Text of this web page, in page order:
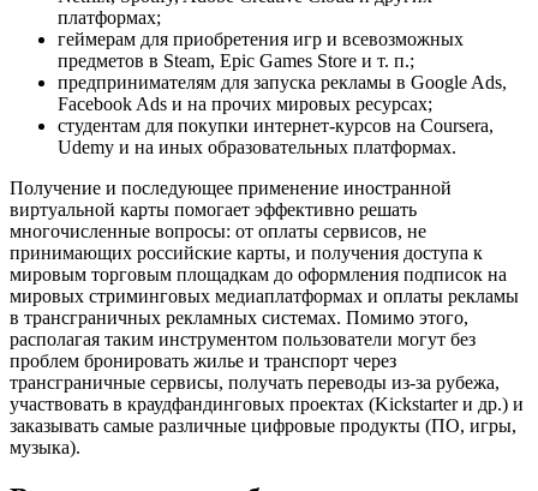
платформах;
геймерам для приобретения игр и всевозможных
предметов в Steam, Epic Games Store и т. п.;
предпринимателям для запуска рекламы в Google Ads,
Facebook Ads и на прочих мировых ресурсах;
студентам для покупки интернет-курсов на Coursera,
Udemy и на иных образовательных платформах.
Получение и последующее применение иностранной
виртуальной карты помогает эффективно решать
многочисленные вопросы: от оплаты сервисов, не
принимающих российские карты, и получения доступа к
мировым торговым площадкам до оформления подписок на
мировых стриминговых медиаплатформах и оплаты рекламы
в трансграничных рекламных системах. Помимо этого,
располагая таким инструментом пользователи могут без
проблем бронировать жилье и транспорт через
трансграничные сервисы, получать переводы из-за рубежа,
участвовать в краудфандинговых проектах (Kickstarter и др.) и
заказывать самые различные цифровые продукты (ПО, игры,
музыка).